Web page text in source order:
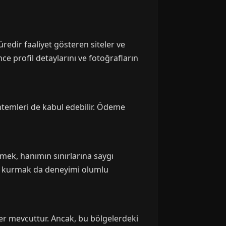
faaliyet gösteren siteler ve
profil detaylarını ve fotoğrafların
de kabul edebilir. Ödeme
hanımın sınırlarına saygı
da deneyimi olumlu
mevcuttur. Ancak, bu bölgelerdeki